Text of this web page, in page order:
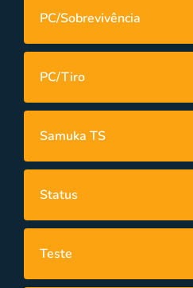
PC/Sobrevivência
PC/Tiro
Samuka TS
Status
Teste